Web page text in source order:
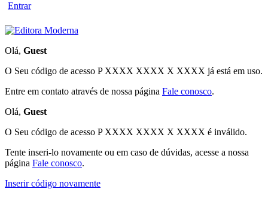
Entrar
Olá, Guest
O Seu código de acesso P XXXX XXXX X XXXX já está em uso.
Entre em contato através de nossa página Fale conosco.
Olá, Guest
O Seu código de acesso P XXXX XXXX X XXXX é inválido.
Tente inseri-lo novamente ou em caso de dúvidas, acesse a nossa
página Fale conosco.
Inserir código novamente